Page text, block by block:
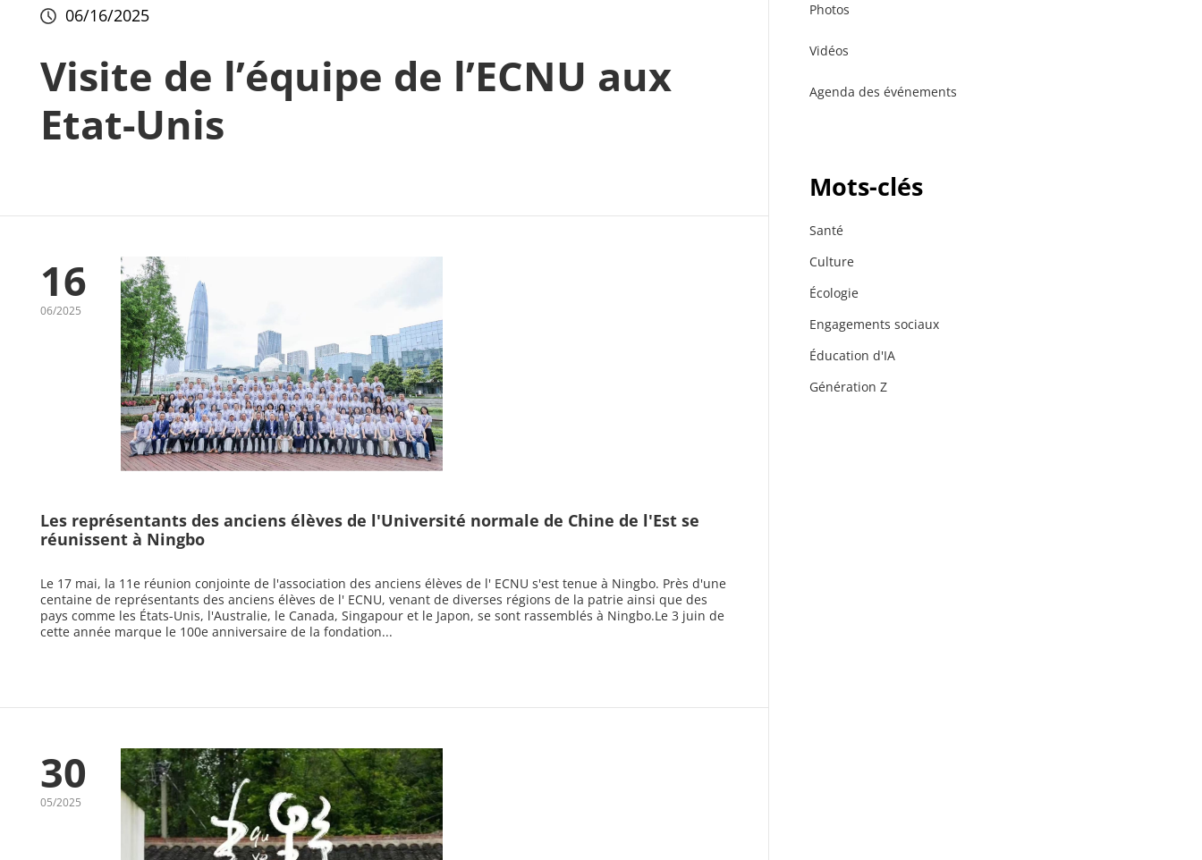
Photos
Vidéos
Agenda des événements
Mots-clés
Santé
Culture
Écologie
Engagements sociaux
Éducation d'IA
Génération Z
06/16/2025
Visite de l’équipe de l’ECNU aux
Etat-Unis
16
06/2025
Les représentants des anciens élèves de l'Université normale de Chine de l'Est se
réunissent à Ningbo
Le 17 mai, la 11e réunion conjointe de l'association des anciens élèves de l' ECNU s'est tenue à Ningbo. Près d'une
centaine de représentants des anciens élèves de l' ECNU, venant de diverses régions de la patrie ainsi que des
pays comme les États-Unis, l'Australie, le Canada, Singapour et le Japon, se sont rassemblés à Ningbo.Le 3 juin de
cette année marque le 100e anniversaire de la fondation...
30
05/2025